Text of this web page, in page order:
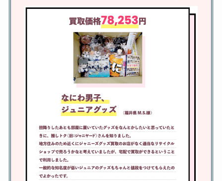
ジャニーズの本人確認で入れなか
った人はいる？されやすい人や顔
違う場合大丈夫なのかも調査
ジャニーズグッズの買取のまんだ
らけの評判は？口コミや買取でき
てくれる？キャンペーン2024や買